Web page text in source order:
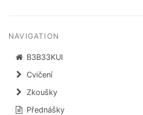
NAVIGATION
B3B33KUI
Cvičení
Zkoušky
Přednášky